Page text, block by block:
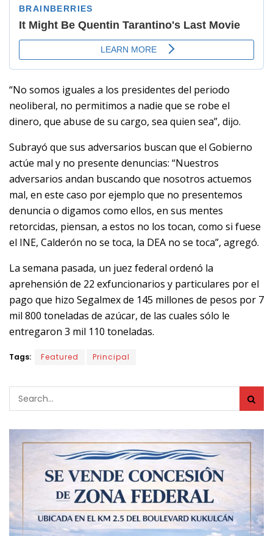
“No somos iguales a los presidentes del periodo
neoliberal, no permitimos a nadie que se robe el
dinero, que abuse de su cargo, sea quien sea”, dijo.
Subrayó que sus adversarios buscan que el Gobierno
actúe mal y no presente denuncias: “Nuestros
adversarios andan buscando que nosotros actuemos
mal, en este caso por ejemplo que no presentemos
denuncia o digamos como ellos, en sus mentes
retorcidas, piensan, a estos no los tocan, como si fuese
el INE, Calderón no se toca, la DEA no se toca”, agregó.
La semana pasada, un juez federal ordenó la
aprehensión de 22 exfuncionarios y particulares por el
pago que hizo Segalmex de 145 millones de pesos por 7
mil 800 toneladas de azúcar, de las cuales sólo le
entregaron 3 mil 110 toneladas.
Tags: Featured Principal